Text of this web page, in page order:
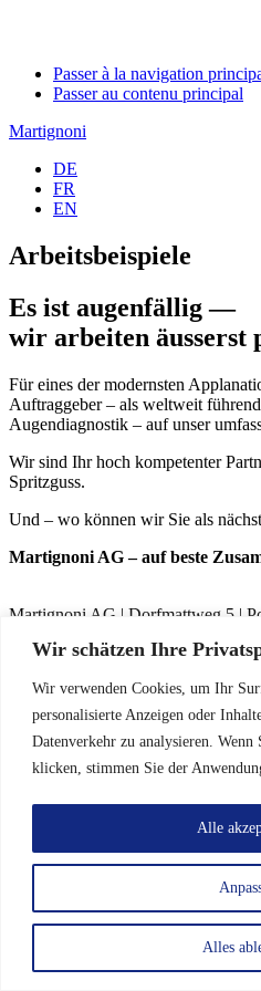
Wir schätzen Ihre
Wir verwenden Cookies, um Ihr
personalisierte Anzeigen oder
Datenverkehr zu analysieren.
klicken, stimmen Sie der
Alles
Alle
Passer à la navigation
Passer au contenu principal
Martignoni
DE
FR
EN
Arbeitsbeispiele
Es ist augenfällig —
wir arbeiten äusserst
Für eines der modernsten
Auftraggeber – als weltweit
Augendiagnostik – auf unser
Wir sind Ihr hoch kompetenter
Spritzguss.
Und – wo können wir Sie als
Martignoni AG – auf beste
Martignoni AG | Dorfmattweg 5 |
Fon +41 (0)31 724 10 10 |Fax +41
MENU
Menu FR
Team
Contact